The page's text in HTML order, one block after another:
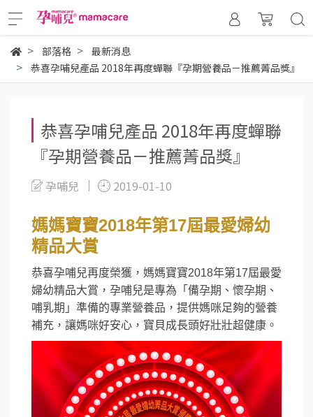
部落格
最新消息
恭喜孕哺兒產品 2018年再度蟬聯『孕期營養品－推薦菁品獎』
恭喜孕哺兒產品 2018年再度蟬聯
『孕期營養品－推薦菁品獎』
孕哺兒 2019-01-10
媽媽寶寶2018年第17屆最愛婦幼
精品大賞
恭喜孕哺兒再度榮獲，媽媽寶寶2018年第17屆最愛
婦幼精品大賞，孕哺兒是專為「備孕期、懷孕期、
哺乳期」準備的專業營養品，提供媽咪足夠的營養
補充，讓媽咪好安心，寶貝成長頭好壯壯超健康。